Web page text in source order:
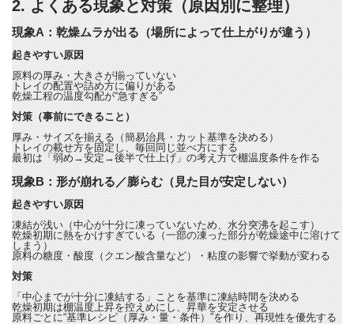
2. よくある現象と対策（原因別に整理）
現象A：乾燥ムラが出る（場所によって仕上がりが違う）
起きやすい原因
原料の厚み・大きさが揃っていない
トレイの配置や詰め方に偏りがある
乾燥工程の温度勾配が“急すぎる”
対策（事前にできること）
厚み・サイズを揃える（簡易治具・カット基準を決める）
トレイの載せ方を固定し、毎回同じ並べ方にする
最初は「弱め→安定→後半で仕上げ」の考え方で棚温度条件を作る
現象B：形が崩れる／膨らむ（見た目が安定しない）
起きやすい原因
凍結が浅い（中心が十分に凍っていないため、水分突沸を起こす）
乾燥初期に熱をかけすぎている（一部の凍った部分が乾燥途中に溶けて
しまう）
原料の糖度・酸度（クエン酸含量など）・粘度の影響で挙動が変わる
対策
「中心までが十分に凍結する」ことを基準に凍結時間を決める
乾燥初期は棚温度上昇を控えめにし、昇華を安定させる
原料ごとに“基準レシピ（厚み・量・条件）”を作り、再現性を優先する